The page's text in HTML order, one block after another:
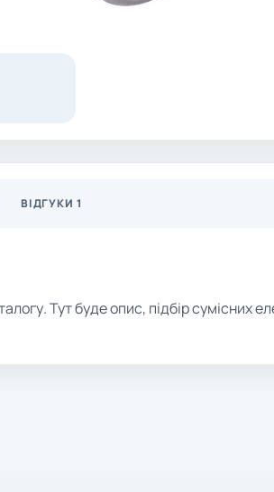
ВІДГУКИ 1
Тут буде опис, підбір сумісних